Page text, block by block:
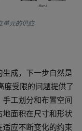
单元的供应
成，下一步自然是
度受限的问题提供了
工划分和布置空间
面积在尺寸和形状
适应不断变化的约束